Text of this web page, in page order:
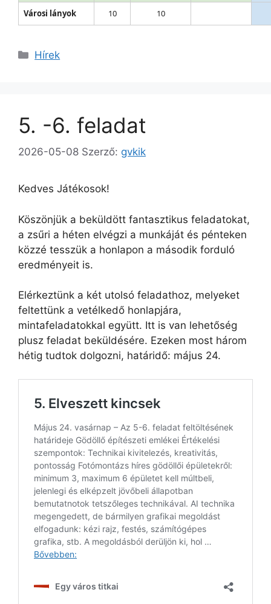
Városi lányok 10 10
Kategória
Hírek
5. -6. feladat
2026-05-08 Szerző: gvkik
Kedves Játékosok!
Köszönjük a beküldött fantasztikus feladatokat,
a zsűri a héten elvégzi a munkáját és pénteken
közzé tesszük a honlapon a második forduló
eredményeit is.
Elérkeztünk a két utolsó feladathoz, melyeket
feltettünk a vetélkedő honlapjára,
mintafeladatokkal együtt. Itt is van lehetőség
plusz feladat beküldésére. Ezeken most három
hétig tudtok dolgozni, határidő: május 24.